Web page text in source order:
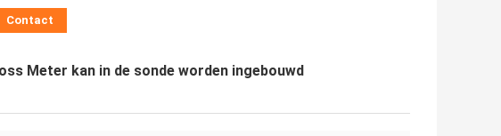
Contact
Meter kan in de sonde worden ingebouwd